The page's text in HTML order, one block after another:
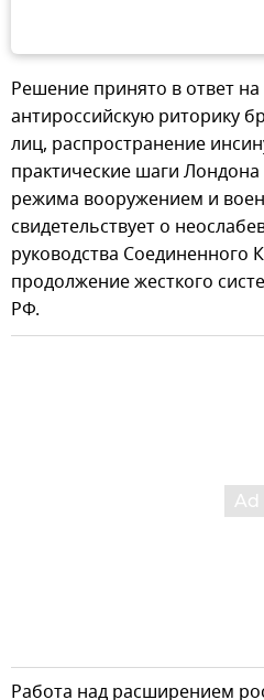
Решение принято в ответ
антироссийскую риторику
лиц, распространение
практические шаги Лондона
режима вооружением и
свидетельствует о
руководства Соединенного
продолжение жесткого
РФ.
Работа над расширением